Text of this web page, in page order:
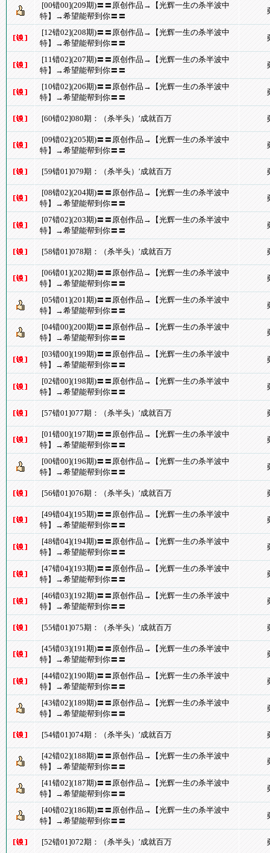
[00错00](209期)〓〓原创作品→【光辉一生の杀半波中
特】→希望能帮到你〓〓
[12错02](208期)〓〓原创作品→【光辉一生の杀半波中
特】→希望能帮到你〓〓
[11错02](207期)〓〓原创作品→【光辉一生の杀半波中
特】→希望能帮到你〓〓
[10错02](206期)〓〓原创作品→【光辉一生の杀半波中
特】→希望能帮到你〓〓
[60错02]080期：（杀半头）′成就百万
[09错02](205期)〓〓原创作品→【光辉一生の杀半波中
特】→希望能帮到你〓〓
[59错01]079期：（杀半头）′成就百万
[08错02](204期)〓〓原创作品→【光辉一生の杀半波中
特】→希望能帮到你〓〓
[07错02](203期)〓〓原创作品→【光辉一生の杀半波中
特】→希望能帮到你〓〓
[58错01]078期：（杀半头）′成就百万
[06错01](202期)〓〓原创作品→【光辉一生の杀半波中
特】→希望能帮到你〓〓
[05错01](201期)〓〓原创作品→【光辉一生の杀半波中
特】→希望能帮到你〓〓
[04错00](200期)〓〓原创作品→【光辉一生の杀半波中
特】→希望能帮到你〓〓
[03错00](199期)〓〓原创作品→【光辉一生の杀半波中
特】→希望能帮到你〓〓
[02错00](198期)〓〓原创作品→【光辉一生の杀半波中
特】→希望能帮到你〓〓
[57错01]077期：（杀半头）′成就百万
[01错00](197期)〓〓原创作品→【光辉一生の杀半波中
特】→希望能帮到你〓〓
[00错00](196期)〓〓原创作品→【光辉一生の杀半波中
特】→希望能帮到你〓〓
[56错01]076期：（杀半头）′成就百万
[49错04](195期)〓〓原创作品→【光辉一生の杀半波中
特】→希望能帮到你〓〓
[48错04](194期)〓〓原创作品→【光辉一生の杀半波中
特】→希望能帮到你〓〓
[47错04](193期)〓〓原创作品→【光辉一生の杀半波中
特】→希望能帮到你〓〓
[46错03](192期)〓〓原创作品→【光辉一生の杀半波中
特】→希望能帮到你〓〓
[55错01]075期：（杀半头）′成就百万
[45错03](191期)〓〓原创作品→【光辉一生の杀半波中
特】→希望能帮到你〓〓
[44错02](190期)〓〓原创作品→【光辉一生の杀半波中
特】→希望能帮到你〓〓
[43错02](189期)〓〓原创作品→【光辉一生の杀半波中
特】→希望能帮到你〓〓
[54错01]074期：（杀半头）′成就百万
[42错02](188期)〓〓原创作品→【光辉一生の杀半波中
特】→希望能帮到你〓〓
[41错02](187期)〓〓原创作品→【光辉一生の杀半波中
特】→希望能帮到你〓〓
[40错02](186期)〓〓原创作品→【光辉一生の杀半波中
特】→希望能帮到你〓〓
[52错01]072期：（杀半头）′成就百万